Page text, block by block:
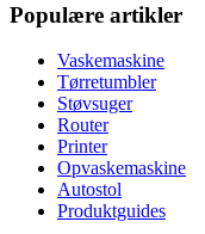
Populære artikler
Vaskemaskine
Tørretumbler
Støvsuger
Router
Printer
Opvaskemaskine
Autostol
Produktguides